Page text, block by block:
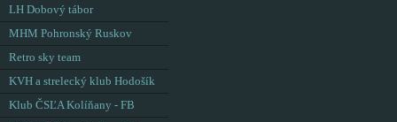
LH Dobový tábor
MHM Pohronský Ruskov
Retro sky team
KVH a strelecký klub Hodošík
Klub ČSĽA Kolíňany - FB